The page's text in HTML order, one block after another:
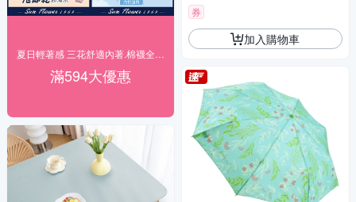
滿594大優惠
券
加入購物車